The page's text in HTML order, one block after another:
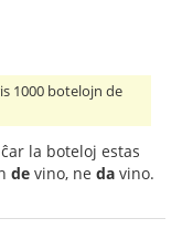
1000 botelojn de
la boteloj estas
de vino, ne da vino.